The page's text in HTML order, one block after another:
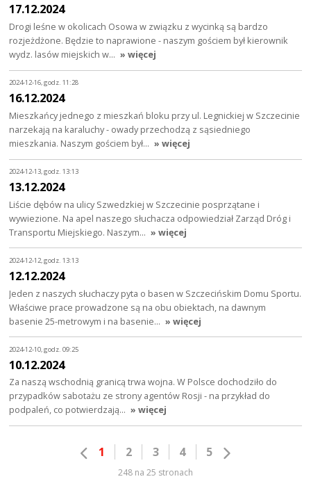
17.12.2024
Drogi leśne w okolicach Osowa w związku z wycinką są bardzo
rozjeżdżone. Będzie to naprawione - naszym gościem był kierownik
wydz. lasów miejskich w… » więcej
2024-12-16, godz. 11:28
16.12.2024
Mieszkańcy jednego z mieszkań bloku przy ul. Legnickiej w Szczecinie
narzekają na karaluchy - owady przechodzą z sąsiedniego
mieszkania. Naszym gościem był… » więcej
2024-12-13, godz. 13:13
13.12.2024
Liście dębów na ulicy Szwedzkiej w Szczecinie posprzątane i
wywiezione. Na apel naszego słuchacza odpowiedział Zarząd Dróg i
Transportu Miejskiego. Naszym… » więcej
2024-12-12, godz. 13:13
12.12.2024
Jeden z naszych słuchaczy pyta o basen w Szczecińskim Domu Sportu.
Właściwe prace prowadzone są na obu obiektach, na dawnym
basenie 25-metrowym i na basenie… » więcej
2024-12-10, godz. 09:25
10.12.2024
Za naszą wschodnią granicą trwa wojna. W Polsce dochodziło do
przypadków sabotażu ze strony agentów Rosji - na przykład do
podpaleń, co potwierdzają… » więcej
1 2 3 4 5
248 na 25 stronach